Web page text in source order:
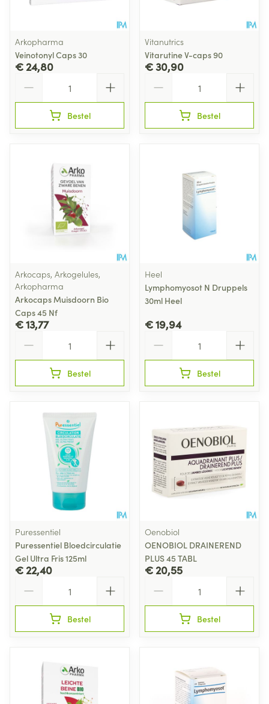
Arkopharma
Veinotonyl Caps 30
€ 24,80
Bestel
Vitanutrics
Vitarutine V-caps 90
€ 30,90
Bestel
Arkocaps, Arkogelules,
Arkopharma
Arkocaps Muisdoorn Bio
Caps 45 Nf
€ 13,77
Bestel
Heel
Lymphomyosot N Druppels
30ml Heel
€ 19,94
Bestel
Puressentiel
Puressentiel Bloedcirculatie
Gel Ultra Fris 125ml
€ 22,40
Bestel
Oenobiol
OENOBIOL DRAINEREND
PLUS 45 TABL
€ 20,55
Bestel